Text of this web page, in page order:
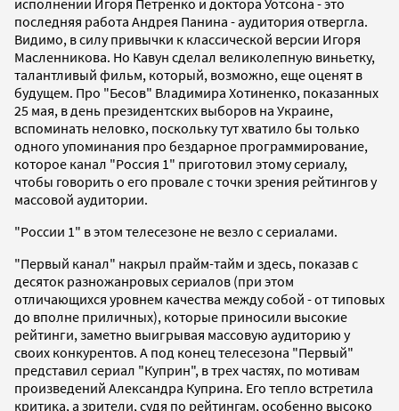
последняя работа Андрея Панина - аудитория отвергла.
Видимо, в силу привычки к классической версии Игоря
Масленникова. Но Кавун сделал великолепную виньетку,
талантливый фильм, который, возможно, еще оценят в
будущем. Про "Бесов" Владимира Хотиненко, показанных
25 мая, в день президентских выборов на Украине,
вспоминать неловко, поскольку тут хватило бы только
одного упоминания про бездарное программирование,
которое канал "Россия 1" приготовил этому сериалу,
чтобы говорить о его провале с точки зрения рейтингов у
массовой аудитории.
"России 1" в этом телесезоне не везло с сериалами.
"Первый канал" накрыл прайм-тайм и здесь, показав с
десяток разножанровых сериалов (при этом
отличающихся уровнем качества между собой - от типовых
до вполне приличных), которые приносили высокие
рейтинги, заметно выигрывая массовую аудиторию у
своих конкурентов. А под конец телесезона "Первый"
представил сериал "Куприн", в трех частях, по мотивам
произведений Александра Куприна. Его тепло встретила
критика, а зрители, судя по рейтингам, особенно высоко